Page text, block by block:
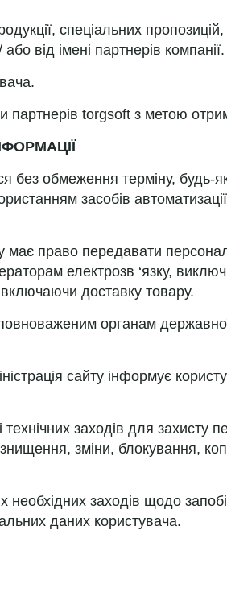
спеціальних
від імені партнерів компанії.
torgsoft з метою
без обмеження терміну, будь-
засобів
право передавати
електрозв ‘язку,
доставку товару.
органам
сайту інформує
заходів для захисту
зміни, блокування,
заходів щодо
даних користувача.